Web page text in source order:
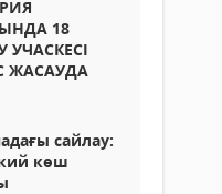
18
УЧАСКЕСІ
ЖАСАУДА
сайлау:
көш